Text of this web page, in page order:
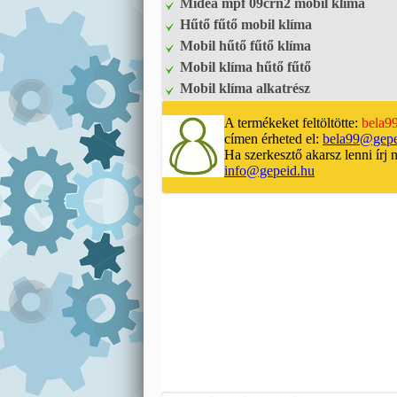
Midea mpf 09crn2 mobil klíma
Hűtő fűtő mobil klíma
Mobil hűtő fűtő klíma
Mobil klíma hűtő fűtő
Mobil klíma alkatrész
A termékeket feltöltötte:
címen érheted el:
Ha szerkesztő akarsz lenni írj
info@gepeid.hu